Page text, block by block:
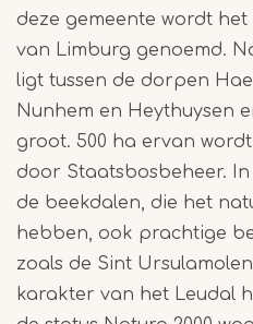
deze gemeente wordt het
van Limburg genoemd.
ligt tussen de dorpen
Nunhem en Heythuysen
groot. 500 ha ervan
door Staatsbosbeheer.
de beekdalen, die het
hebben, ook prachtige
zoals de Sint
karakter van het Leudal